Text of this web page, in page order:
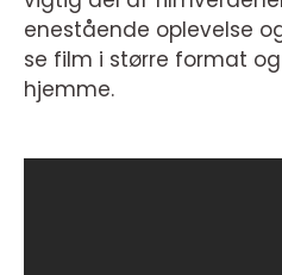
enestående oplevelse
se film i større format
hjemme.